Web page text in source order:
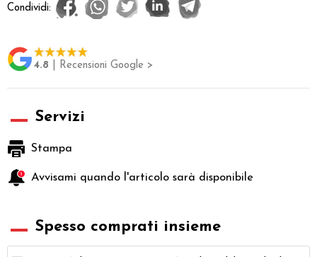
Condividi:
4.8 | Recensioni Google >
Servizi
Stampa
Avvisami quando l'articolo sarà disponibile
Spesso comprati insieme